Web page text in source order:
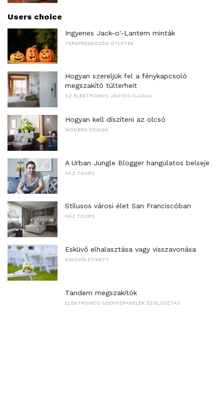
Users choice
Ingyenes Jack-o'-Lantern minták
TEREPRENDEZÉSI ÖTLETEK
Hogyan szereljük fel a fénykapcsoló
megszakító túlterheit
AZ ELEKTROMOS JAVÍTÁS ALAPJAI
Hogyan kell díszíteni az olcsó
MODERN DESIGN
A Urban Jungle Blogger hangulatos belseje
HÁZ TOURS
Stílusos városi élet San Franciscóban
HÁZ TOURS
Esküvő elhalasztása vagy visszavonása
ESKÜVŐI ETIKETT
Tandem megszakítók
ELEKTROMOS SZERVIZPANELEK ÉS ELOSZTÁS